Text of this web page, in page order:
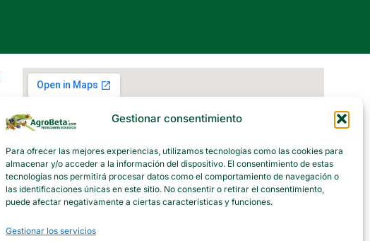
Gestionar consentimiento
Para ofrecer las mejores experiencias, utilizamos tecnologías como las cookies para
almacenar y/o acceder a la información del dispositivo. El consentimiento de estas
tecnologías nos permitirá procesar datos como el comportamiento de navegación o
las identificaciones únicas en este sitio. No consentir o retirar el consentimiento,
puede afectar negativamente a ciertas características y funciones.
Gestionar los servicios